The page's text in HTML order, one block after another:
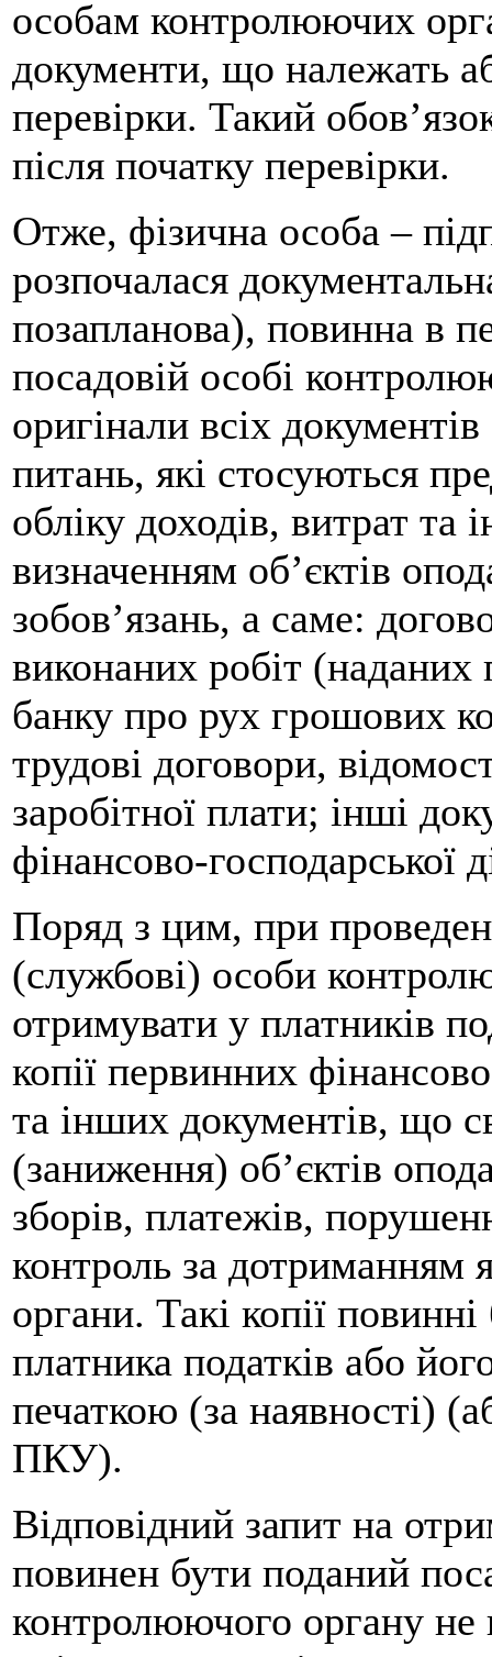
особам контролюючих
документи, що належать
перевірки. Такий
після початку перевірки.
Отже, фізична особа –
розпочалася
позапланова), повинна в
посадовій особі
оригінали всіх
питань, які стосуються
обліку доходів, витрат та
визначенням об’єктів
зобов’язань, а саме:
виконаних робіт
банку про рух грошових
трудові договори,
заробітної плати; інші
фінансово-господарської
Поряд з цим, при
(службові) особи
отримувати у платників
копії первинних
та інших документів, що
(заниження) об’єктів
зборів, платежів,
контроль за дотриманням
органи. Такі копії
платника податків або
печаткою (за наявності)
ПКУ).
Відповідний запит на
повинен бути поданий
контролюючого органу не